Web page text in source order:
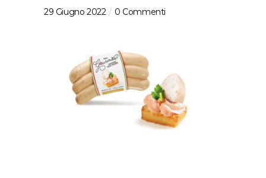
29 Giugno 2022 0 Commenti